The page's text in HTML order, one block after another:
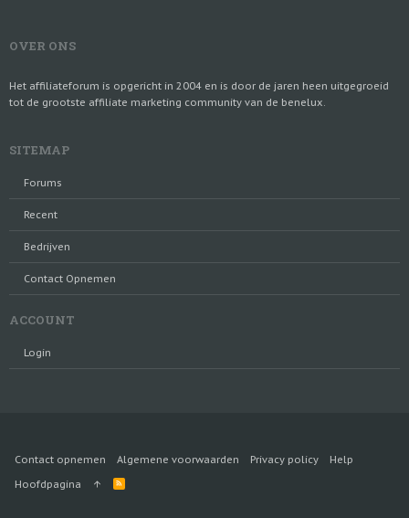
OVER ONS
Het affiliateforum is opgericht in 2004 en is door de jaren heen uitgegroeid
tot de grootste affiliate marketing community van de benelux.
SITEMAP
Forums
Recent
Bedrijven
Contact Opnemen
ACCOUNT
Login
Contact opnemen Algemene voorwaarden Privacy policy
Help
Hoofdpagina
R
S